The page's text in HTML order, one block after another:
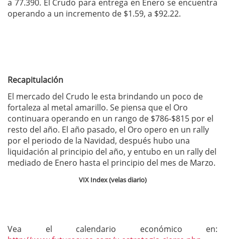
a 77.390. El Crudo para entrega en Enero se encuentra
operando a un incremento de $1.59, a $92.22.
Recapitulación
El mercado del Crudo le esta brindando un poco de
fortaleza al metal amarillo. Se piensa que el Oro
continuara operando en un rango de $786-$815 por el
resto del año. El año pasado, el Oro opero en un rally
por el periodo de la Navidad, después hubo una
liquidación al principio del año, y entubo en un rally del
mediado de Enero hasta el principio del mes de Marzo.
VIX Index (velas diario)
Vea el calendario económico en: